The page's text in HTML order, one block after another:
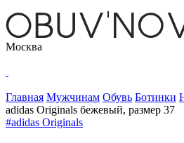
Москва
Главная Мужчинам Обувь Ботинки
adidas Originals бежевый, размер 37
#adidas Originals